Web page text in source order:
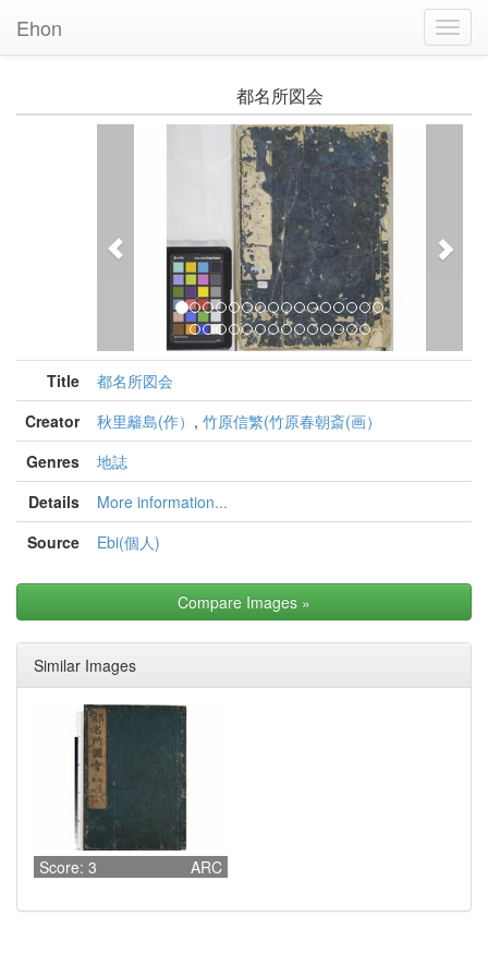
Ehon
都名所図会
Title
都名所図会
Creator
秋里籬島(作） , 竹原信繁(竹原春朝斎(画）
Genres
地誌
Details
More information...
Source
Ebi(個人)
Compare Images »
Similar Images
Score: 3 ARC